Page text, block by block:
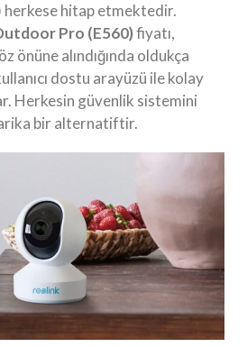
hitap etmektedir.
Pro (E560)fiyatı,
önüne alındığında oldukça
dostu arayüzü ile kolay
Herkesin güvenlik sistemini
bir alternatiftir.